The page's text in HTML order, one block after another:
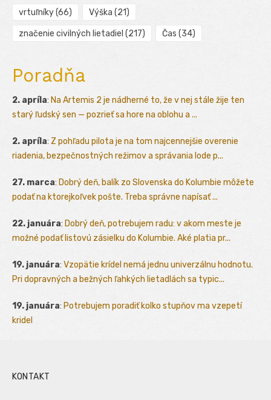
vrtuľníky(66) Výška (21)
značenie civilných lietadiel (217) Čas (34)
Poradňa
2. apríla: Na Artemis 2 je nádherné to, že v nej stále žije ten
starý ľudský sen — pozrieť sa hore na oblohu a ...
2. apríla: Z pohľadu pilota je na tom najcennejšie overenie
riadenia, bezpečnostných režimov a správania lode p...
27. marca: Dobrý deň, balík zo Slovenska do Kolumbie môžete
podať na ktorejkoľvek pošte. Treba správne napísať ...
22. januára: Dobrý deň, potrebujem radu: v akom meste je
možné podať listovú zásielku do Kolumbie. Aké platia pr...
19. januára: Vzopätie krídel nemá jednu univerzálnu hodnotu.
Pri dopravných a bežných ľahkých lietadlách sa typic...
19. januára: Potrebujem poradiť kolko stupňov ma vzepetí
kridel
KONTAKT